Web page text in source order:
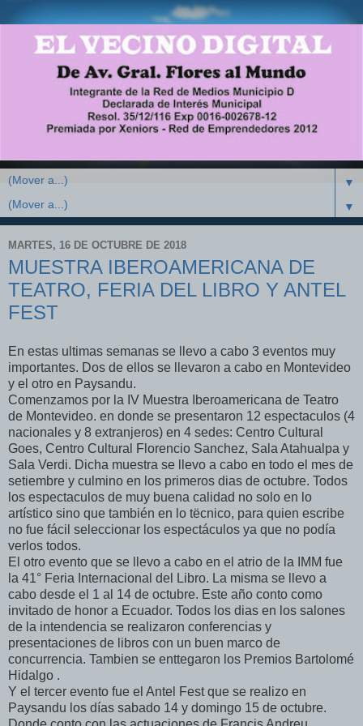
▼
▼
MARTES, 16 DE OCTUBRE DE 2018
MUESTRA IBEROAMERICANA DE
TEATRO, FERIA DEL LIBRO Y ANTEL
FEST
En estas ultimas semanas se llevo a cabo 3 eventos muy
importantes. Dos de ellos se llevaron a cabo en Montevideo
y el otro en Paysandu.
Comenzamos por la IV Muestra Iberoamericana de Teatro
de Montevideo. en donde se presentaron 12 espectaculos (4
nacionales y 8 extranjeros) en 4 sedes: Centro Cultural
Goes, Centro Cultural Florencio Sanchez, Sala Atahualpa y
Sala Verdi. Dicha muestra se llevo a cabo en todo el mes de
setiembre y culmino en los primeros dias de octubre. Todos
los espectaculos de muy buena calidad no solo en lo
artístico sino que también en lo tëcnico, para quien escribe
no fue fácil seleccionar los espectáculos ya que no podía
verlos todos.
El otro evento que se llevo a cabo en el atrio de la IMM fue
la 41° Feria Internacional del Libro. La misma se llevo a
cabo desde el 1 al 14 de octubre. Este año conto como
invitado de honor a Ecuador. Todos los dias en los salones
de la intendencia se realizaron conferencias y
presentaciones de libros con un buen marco de
concurrencia. Tambien se enttegaron los Premios Bartolomé
Hidalgo .
Y el tercer evento fue el Antel Fest que se realizo en
Paysandu los días sabado 14 y domingo 15 de octubre.